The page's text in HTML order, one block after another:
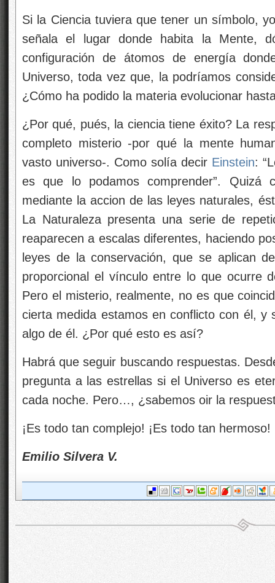
La Naturaleza presenta una serie de
reaparecen a escalas diferentes, haciendo
leyes de la conservación, que se aplican
proporcional el vínculo entre lo que ocurre
Pero el misterio, realmente, no es que
cierta medida estamos en conflicto con él,
algo de él. ¿Por qué esto es así?
Habrá que seguir buscando respuestas.
pregunta a las estrellas si el Universo es
cada noche. Pero…, ¿sabemos oir la
¡Es todo tan complejo! ¡Es todo tan hermoso!
Emilio Silvera V.